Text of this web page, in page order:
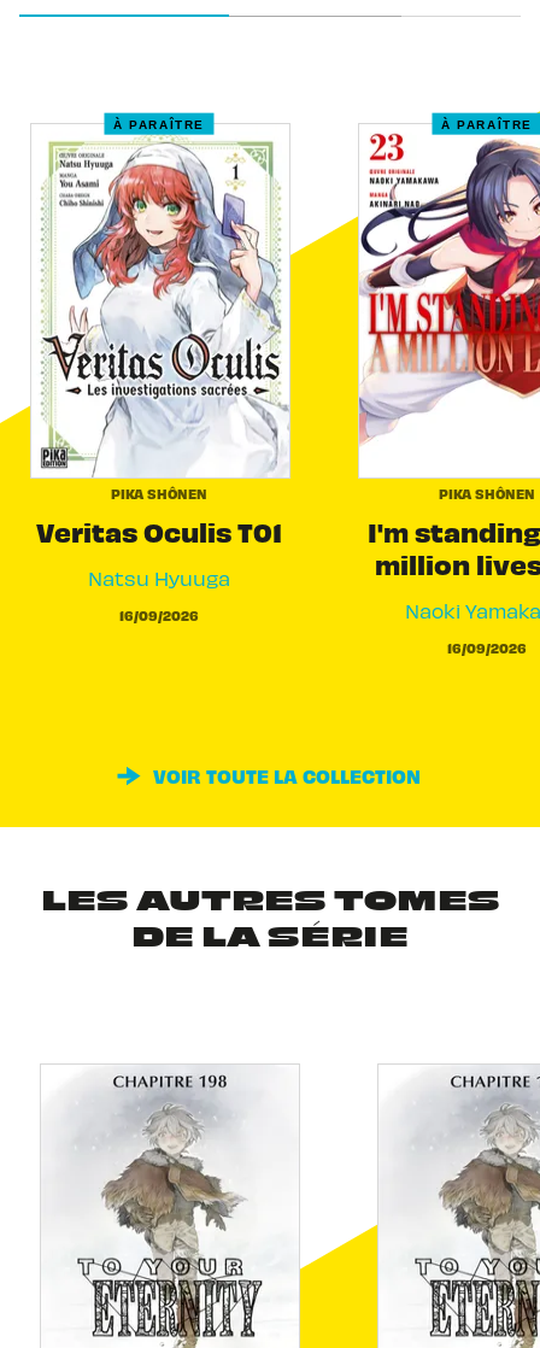
À PARAÎTRE
PIKA SHÔNEN
Veritas Oculis T01
Natsu Hyuuga
16/09/2026
À PARAÎTRE
PIKA SHÔNEN
I'm
million
Naoki
16/09/2026
VOIR TOUTE LA COLLECTION
LES AUTRES TOMES
DE LA SÉRIE